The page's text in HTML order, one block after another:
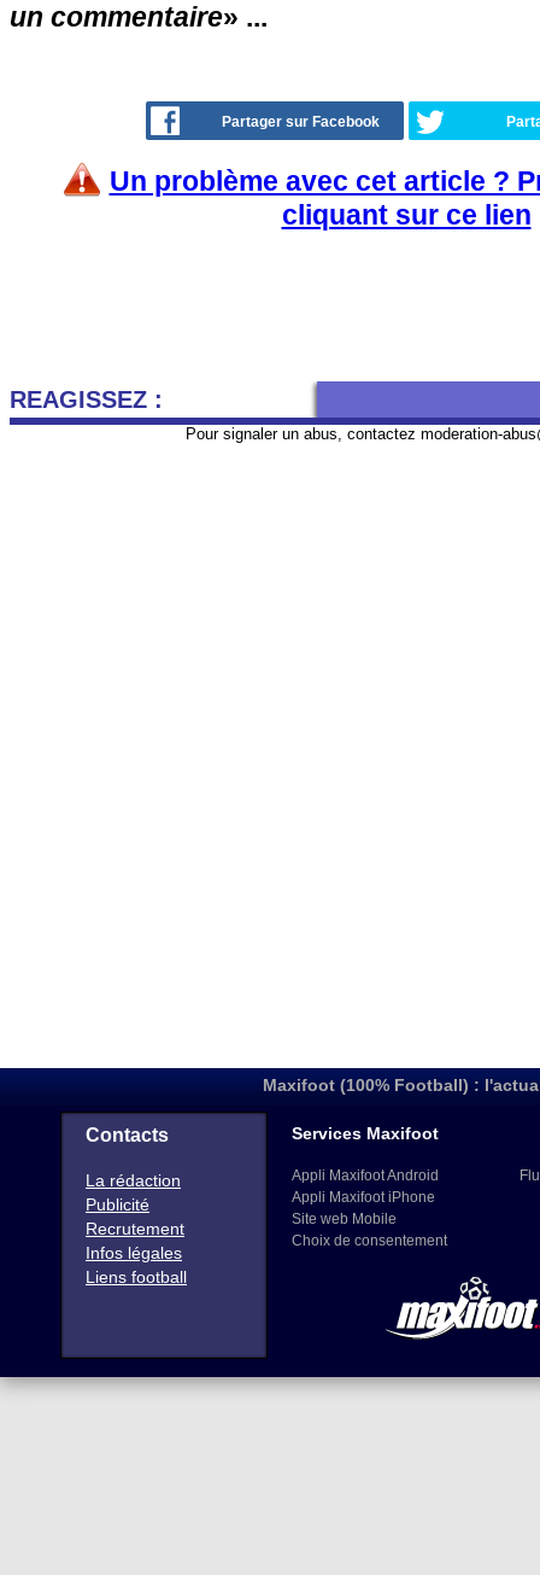
un commentaire» ...
Partager sur Facebook
Un problème avec cet article ?
cliquant sur ce lien
REAGISSEZ :
Pour signaler un abus, contactez moderation-
Maxifoot (100% Football) :
Contacts
La rédaction
Publicité
Recrutement
Infos légales
Liens football
Services Maxifoot
Appli Maxifoot Android
Appli Maxifoot iPhone
Site web Mobile
Choix de consentement